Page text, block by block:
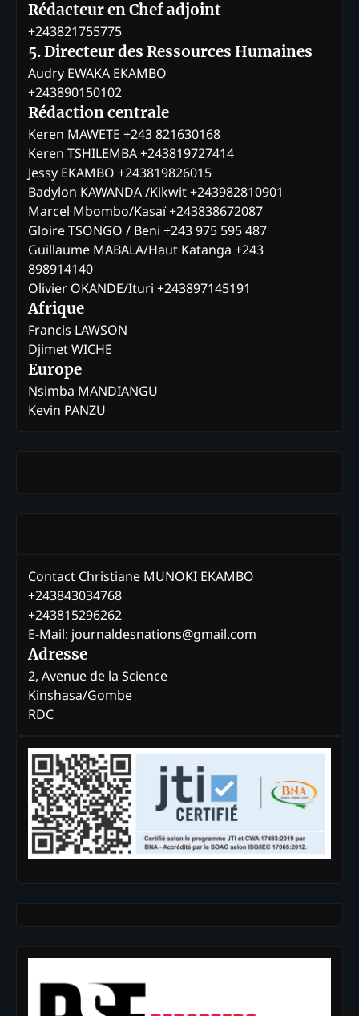
Rédacteur en Chef adjoint
+243821755775
5. Directeur des Ressources Humaines
Audry EWAKA EKAMBO
+243890150102
Rédaction centrale
Keren MAWETE +243 821630168
Keren TSHILEMBA +243819727414
Jessy EKAMBO +243819826015
Badylon KAWANDA /Kikwit +243982810901
Marcel Mbombo/Kasaï +243838672087
Gloire TSONGO / Beni +243 975 595 487
Guillaume MABALA/Haut Katanga +243
898914140
Olivier OKANDE/Ituri +243897145191
Afrique
Francis LAWSON
Djimet WICHE
Europe
Nsimba MANDIANGU
Kevin PANZU
Contact Christiane MUNOKI EKAMBO
+243843034768
+243815296262
E-Mail: journaldesnations@gmail.com
Adresse
2, Avenue de la Science
Kinshasa/Gombe
RDC